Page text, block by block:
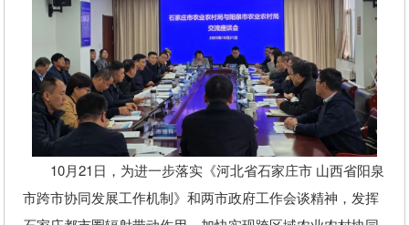
10月21日，为进一步落实《河北省石家庄市 山西省阳泉
市跨市协同发展工作机制》和两市政府工作会谈精神，发挥